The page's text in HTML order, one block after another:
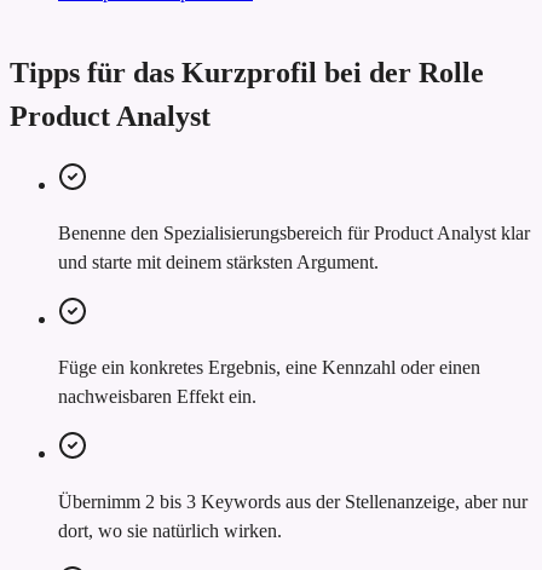
Tipps für das Kurzprofil bei der Rolle
Product Analyst
Benenne den Spezialisierungsbereich für Product Analyst klar
und starte mit deinem stärksten Argument.
Füge ein konkretes Ergebnis, eine Kennzahl oder einen
nachweisbaren Effekt ein.
Übernimm 2 bis 3 Keywords aus der Stellenanzeige, aber nur
dort, wo sie natürlich wirken.